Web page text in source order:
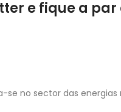
e fique a par
se no sector das